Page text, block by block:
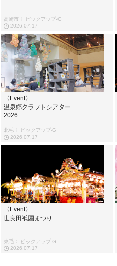
高崎市 〉ピックアップ-G
2026.07.17
〈Event〉
温泉郷クラフトシアター
2026
北毛 〉ピックアップ-G
2026.07.17
〈Event〉
世良田祇園まつり
東毛 〉ピックアップ-G
2026.07.17